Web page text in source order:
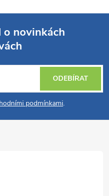
o novinkách
podmínkami.
ODEBÍRAT